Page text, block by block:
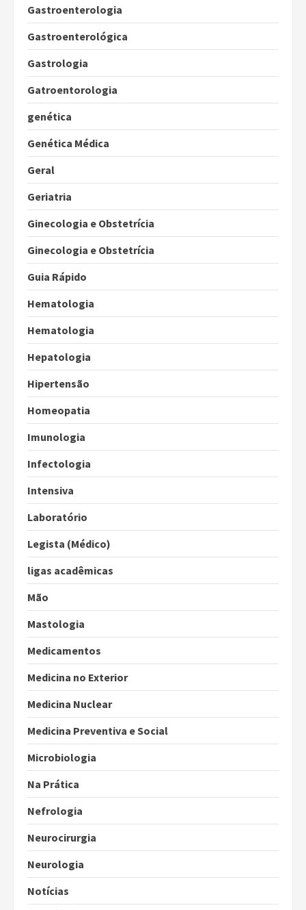
Gastroenterologia
Gastroenterológica
Gastrologia
Gatroentorologia
genética
Genética Médica
Geral
Geriatria
Ginecologia e Obstetrícia
Ginecologia e Obstetrícia
Guia Rápido
Hematologia
Hematologia
Hepatologia
Hipertensão
Homeopatia
Imunologia
Infectologia
Intensiva
Laboratório
Legista (Médico)
ligas acadêmicas
Mão
Mastologia
Medicamentos
Medicina no Exterior
Medicina Nuclear
Medicina Preventiva e Social
Microbiologia
Na Prática
Nefrologia
Neurocirurgia
Neurologia
Notícias